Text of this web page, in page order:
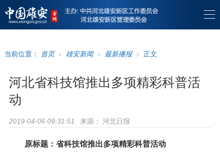
当前位置： 首页 > 雄安新闻 > 最新播报 > 正文
河北省科技馆推出多项精彩科普活
动
2019-04-06 09:31:51 来源： 河北日报
原标题：省科技馆推出多项精彩科普活动